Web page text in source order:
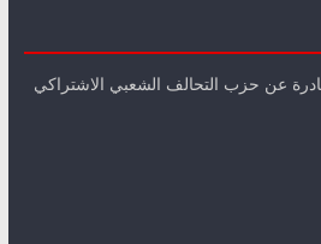
عن حزب التحالف الشعبي الاشتراكي